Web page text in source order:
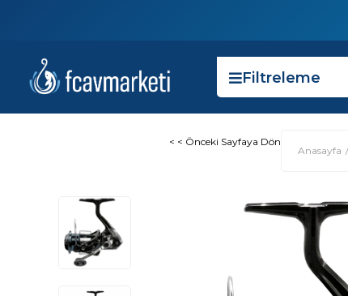
Filtreleme
Anasayfa
< < Önceki Sayfaya Dön